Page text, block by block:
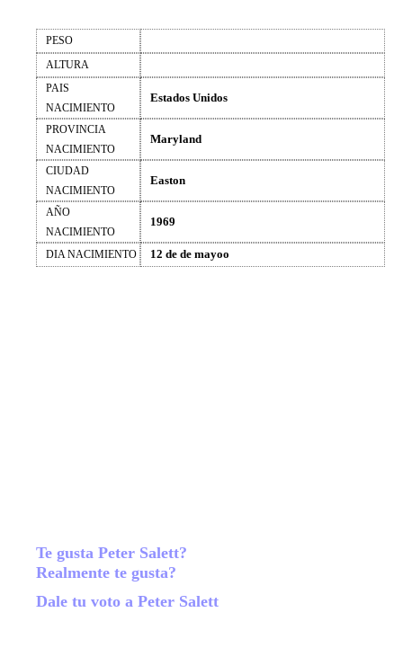
PESO
ALTURA
PAIS
NACIMIENTO
Estados Unidos
PROVINCIA
NACIMIENTO
Maryland
CIUDAD
NACIMIENTO
Easton
AÑO
NACIMIENTO
1969
DIA NACIMIENTO 12 de de mayoo
Te gusta Peter Salett?
Realmente te gusta?
Dale tu voto a Peter Salett